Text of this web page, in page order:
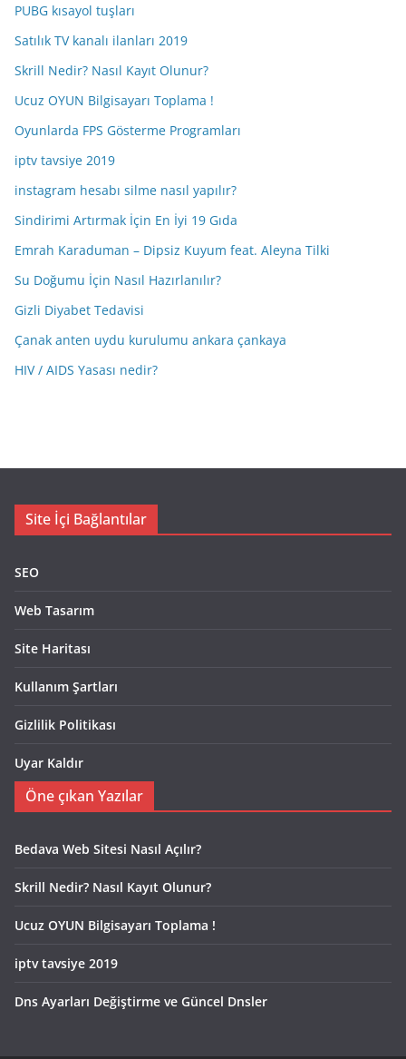
PUBG kısayol tuşları
Satılık TV kanalı ilanları 2019
Skrill Nedir? Nasıl Kayıt Olunur?
Ucuz OYUN Bilgisayarı Toplama !
Oyunlarda FPS Gösterme Programları
iptv tavsiye 2019
instagram hesabı silme nasıl yapılır?
Sindirimi Artırmak İçin En İyi 19 Gıda
Emrah Karaduman – Dipsiz Kuyum feat. Aleyna Tilki
Su Doğumu İçin Nasıl Hazırlanılır?
Gizli Diyabet Tedavisi
Çanak anten uydu kurulumu ankara çankaya
HIV / AIDS Yasası nedir?
Site İçi Bağlantılar
SEO
Web Tasarım
Site Haritası
Kullanım Şartları
Gizlilik Politikası
Uyar Kaldır
Öne çıkan Yazılar
Bedava Web Sitesi Nasıl Açılır?
Skrill Nedir? Nasıl Kayıt Olunur?
Ucuz OYUN Bilgisayarı Toplama !
iptv tavsiye 2019
Dns Ayarları Değiştirme ve Güncel Dnsler